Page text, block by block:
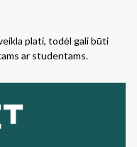
plati, todėl gali būti
ar studentams.